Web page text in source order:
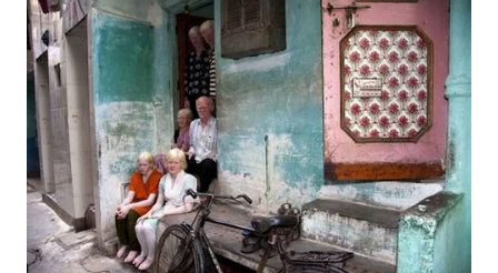
NIAS
WN
LANGKAT
WN
TAPANULI
SELATAN
WN